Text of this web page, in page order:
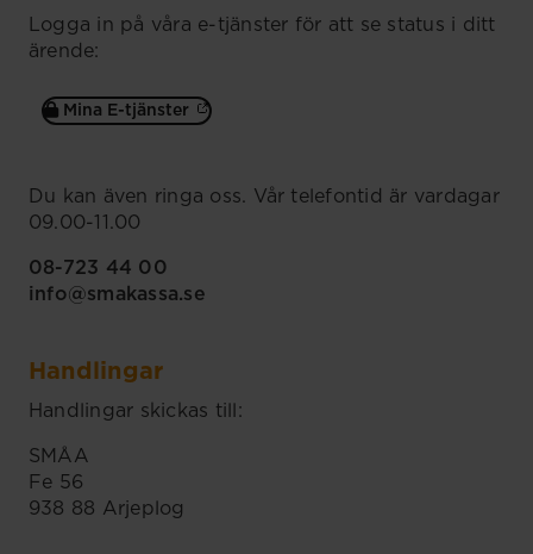
Logga in på våra e-tjänster för att se status i ditt
ärende:
Mina E-tjänster
Du kan även ringa oss. Vår telefontid är vardagar
09.00-11.00
08-723 44 00
info@smakassa.se
Handlingar
Handlingar skickas till:
SMÅA
Fe 56
938 88 Arjeplog